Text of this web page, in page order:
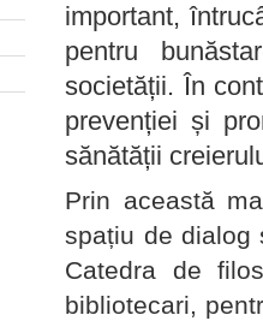
important,
pentru
societății. În
prevenției și
sănătății
Prin această
spațiu de dialog
Catedra de
bibliotecari,